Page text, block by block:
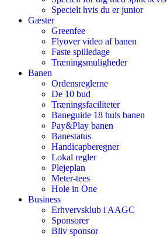
Specielt hvis du er junior
Gæster
Greenfee
Flyover video af banen
Faste spilledage
Træningsmuligheder
Banen
Ordensreglerne
De 10 bud
Træningsfaciliteter
Baneguide 18 huls banen
Pay&Play banen
Banestatus
Handicapberegner
Lokal regler
Plejeplan
Meter-tees
Hole in One
Business
Erhvervsklub i AAGC
Sponsorer
Bliv sponsor